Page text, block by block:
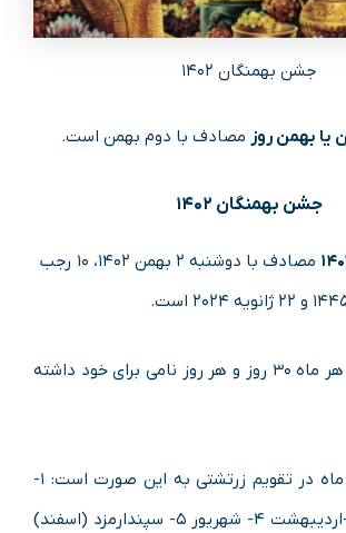
جشن بهمنگان ۱۴۰۲
بهمن روز مصادف با دوم بهمن است.
جشن بهمنگان ۱۴۰۲
مصادف با دوشنبه ۲ بهمن ۱۴۰۲، ۱۰ رجب
و ۲۲ ژانویه ۲۰۲۴ است.
در تقویم زرتشتی هر ماه ۳۰ روز و هر روز نامی برای خود داشته
نام سایر روزهای ماه در تقویم زرتشتی به این صورت است: ۱-
هرمزد ۲-بهمن ۳-اردیبهشت ۴- شهریور ۵- سپندارمزد (اسفند)